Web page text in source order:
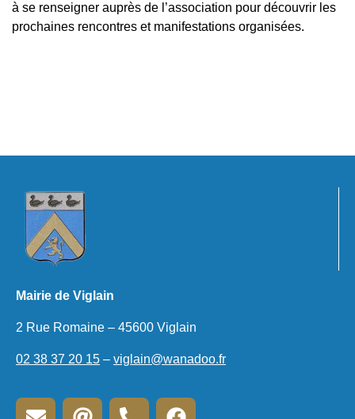
à se renseigner auprès de l’association pour découvrir les
prochaines rencontres et manifestations organisées.
Mairie de Viglain
2 Rue Romaine – 45600 Viglain
02 38 37 20 15 – viglain@wanadoo.fr